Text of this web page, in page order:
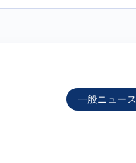
一般ニュース